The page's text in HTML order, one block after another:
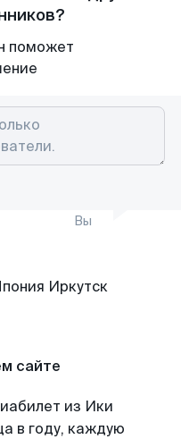
поможет
Вы
сайте
из Ики
в году, каждую